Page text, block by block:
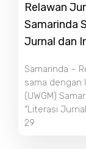
Relawan
Samarinda
Jurnal dan
Samarinda –
sama dengan
(UWGM)
“Literasi
29